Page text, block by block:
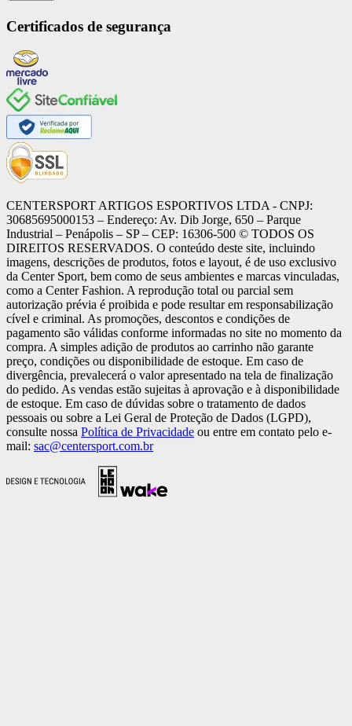
Certificados de segurança
CENTERSPORT ARTIGOS ESPORTIVOS LTDA - CNPJ:
30685695000153 – Endereço: Av. Dib Jorge, 650 – Parque
Industrial – Penápolis – SP – CEP: 16306-500 ©️ TODOS OS
DIREITOS RESERVADOS. O conteúdo deste site, incluindo
imagens, descrições de produtos, fotos e layout, é de uso exclusivo
da Center Sport, bem como de seus ambientes e marcas vinculadas,
como a Center Fashion. A reprodução total ou parcial sem
autorização prévia é proibida e pode resultar em responsabilização
cível e criminal. As promoções, descontos e condições de
pagamento são válidas conforme informadas no site no momento da
compra. A simples adição de produtos ao carrinho não garante
preço, condições ou disponibilidade de estoque. Em caso de
divergência, prevalecerá o valor apresentado na tela de finalização
do pedido. As vendas estão sujeitas à aprovação e à disponibilidade
de estoque. Em caso de dúvidas sobre o tratamento de dados
pessoais ou sobre a Lei Geral de Proteção de Dados (LGPD),
consulte nossa Política de Privacidade ou entre em contato pelo e-
mail: sac@centersport.com.br